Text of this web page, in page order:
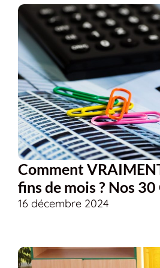
Comment
fins de mois ? Nos
16 décembre 2024